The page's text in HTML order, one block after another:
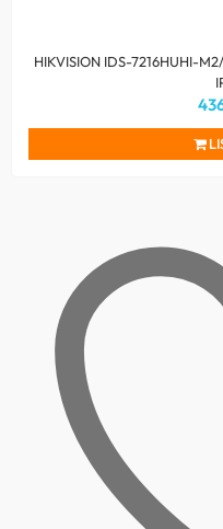
HIKVISION IDS-7216HUHI-